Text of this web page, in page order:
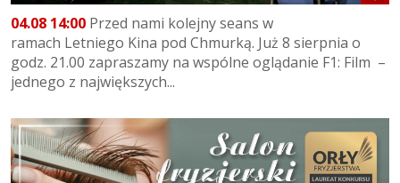
04.08 14:00 Przed nami kolejny seans w
ramach Letniego Kina pod Chmurką. Już 8 sierpnia o
godz. 21.00 zapraszamy na wspólne oglądanie F1: Film –
jednego z największych...